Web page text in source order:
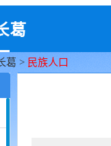
葛
葛 > 民族人口